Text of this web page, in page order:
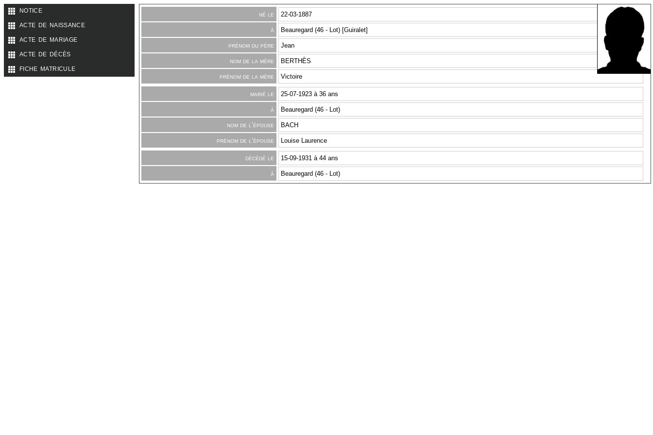
notice
acte de naissance
acte de mariage
acte de décès
fiche matricule
né le 22-03-1887
à Beauregard (46 - Lot) [Guiralet]
prénom du père Jean
nom de la mère BERTHÈS
prénom de la mère Victoire
marié le 25-07-1923 à 36 ans
à Beauregard (46 - Lot)
nom de l'épouse BACH
prénom de l'épouse Louise Laurence
décédé le 15-09-1931 à 44 ans
à Beauregard (46 - Lot)